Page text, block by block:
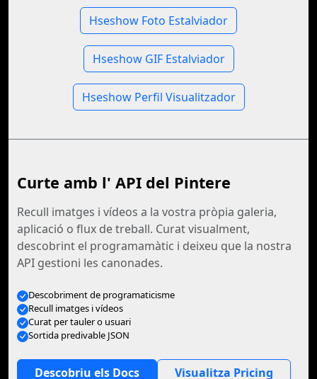
Hseshow Foto Estalviador
Hseshow GIF Estalviador
Hseshow Perfil Visualitzador
Curte amb l' API del Pintere
Recull imatges i vídeos a la vostra pròpia galeria,
aplicació o flux de treball. Curat visualment,
descobrint el programamàtic i deixeu que la nostra
API gestioni les canonades.
Descobriment de programaticisme
Recull imatges i vídeos
Curat per tauler o usuari
Sortida predivable JSON
Descobriu els Docs Visualitza Pricing